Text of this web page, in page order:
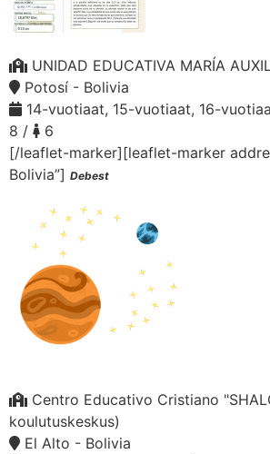
UNIDAD EDUCATIVA MARÍA
Potosí - Bolivia
14-vuotiaat, 15-vuotiaat, 16-
8 /
6
[/leaflet-marker][leaflet-marker
Bolivia”] Debest
Centro Educativo Cristiano
koulutuskeskus)
El Alto - Bolivia